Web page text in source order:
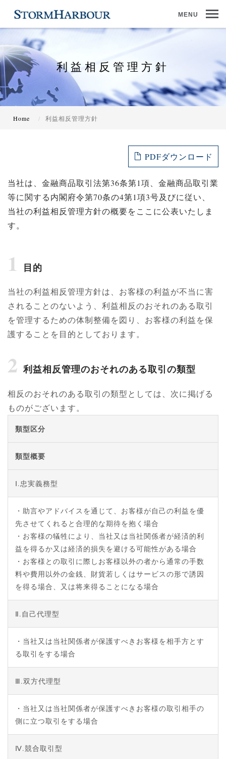
MENU
利益相反管理方針
Home 利益相反管理方針
PDFダウンロード
当社は、金融商品取引法第36条第1項、金融商品取引業
等に関する内閣府令第70条の4第1項3号及びに従い、
当社の利益相反管理方針の概要をここに公表いたしま
す。
1 目的
当社の利益相反管理方針は、お客様の利益が不当に害
されることのないよう、利益相反のおそれのある取引
を管理するための体制整備を図り、お客様の利益を保
護することを目的としております。
2 利益相反管理のおそれのある取引の類型
相反のおそれのある取引の類型としては、次に掲げる
ものがございます。
類型区分
類型概要
Ⅰ.忠実義務型
・助言やアドバイスを通じて、お客様が自己の利益を優
先させてくれると合理的な期待を抱く場合
・お客様の犠牲により、当社又は当社関係者が経済的利
益を得るか又は経済的損失を避ける可能性がある場合
・お客様との取引に際しお客様以外の者から通常の手数
料や費用以外の金銭、財貨若しくはサービスの形で誘因
を得る場合、又は将来得ることになる場合
Ⅱ.自己代理型
・当社又は当社関係者が保護すべきお客様を相手方とす
る取引をする場合
Ⅲ.双方代理型
・当社又は当社関係者が保護すべきお客様の取引相手の
側に立つ取引をする場合
Ⅳ.競合取引型